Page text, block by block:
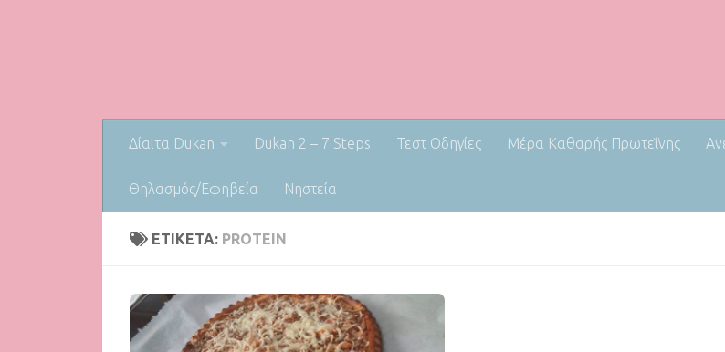
Δίαιτα Dukan Dukan 2 – 7 Steps Τεστ Οδηγίες Μέρα Καθαρής Πρωτεΐνης
Θηλασμός/Εφηβεία Nηστεία
ΕΤΙΚΈΤΑ: PROTEIN